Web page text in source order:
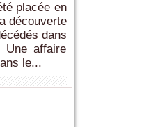
placée en
découverte
dans
affaire
le...